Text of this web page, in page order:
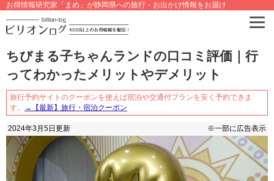
お得情報研究家「まめ」が静岡県への旅行・お出かけ情報をお届け
ちびまる子ちゃんランドの口コミ評価｜行
ってわかったメリットやデメリット
旅行予約サイトのクーポンを使えば宿泊や交通付プランを安く予約できま
す。
→【最新】旅行・宿泊クーポン
2024年3月5日 更新 ※一部に広告表示